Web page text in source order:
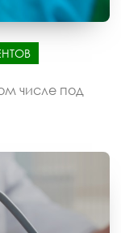
числе под